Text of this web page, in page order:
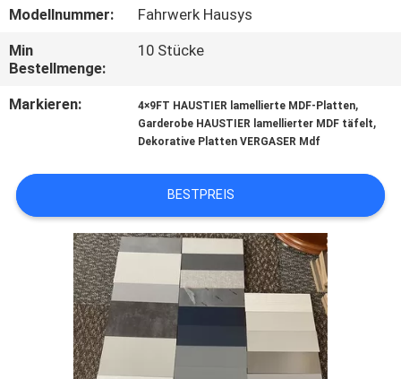
AUSFLUG
TRETEN
SIE
UNS
IN
VERBINDUNG
NACHRICHTEN
Modellnummer:
Fahrwerk Hausys
Min
Bestellmenge:
10 Stücke
Markieren: 4×9FT HAUSTIER lamellierte MDF-Platten,
Garderobe HAUSTIER lamellierter MDF täfelt,
Dekorative Platten VERGASER Mdf
BESTPREIS